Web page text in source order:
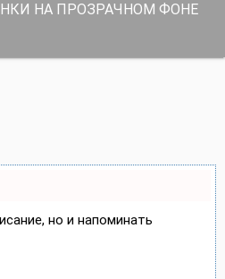
НА ПРОЗРАЧНОМ ФОНЕ
но и напоминать